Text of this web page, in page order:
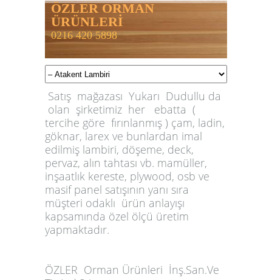
ÖZLER ORMAN
ÜRÜNLERİ
0216 420 5898
Satış mağazası Yukarı Dudullu da
olan şirketimiz her ebatta (
tercihe göre fırınlanmış ) çam, ladin,
göknar, larex ve bunlardan imal
edilmiş lambiri, döşeme, deck,
pervaz, alın tahtası vb. mamüller,
inşaatlık kereste, plywood, osb ve
masif panel satışının yanı sıra
müşteri odaklı ürün anlayışı
kapsamında özel ölçü üretim
yapmaktadır.
ÖZLER Orman Ürünleri İnş.San.Ve